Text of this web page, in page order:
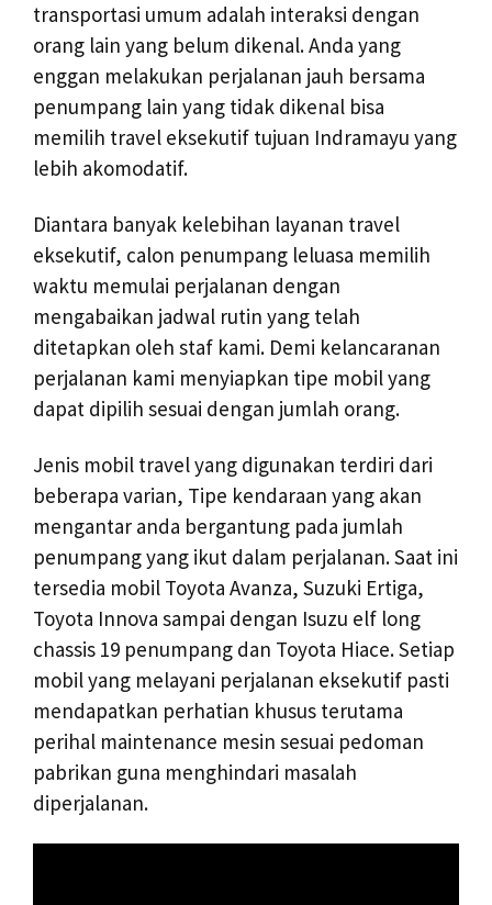
transportasi umum adalah interaksi dengan
orang lain yang belum dikenal. Anda yang
enggan melakukan perjalanan jauh bersama
penumpang lain yang tidak dikenal bisa
memilih travel eksekutif tujuan Indramayu yang
lebih akomodatif.
Diantara banyak kelebihan layanan travel
eksekutif, calon penumpang leluasa memilih
waktu memulai perjalanan dengan
mengabaikan jadwal rutin yang telah
ditetapkan oleh staf kami. Demi kelancaranan
perjalanan kami menyiapkan tipe mobil yang
dapat dipilih sesuai dengan jumlah orang.
Jenis mobil travel yang digunakan terdiri dari
beberapa varian, Tipe kendaraan yang akan
mengantar anda bergantung pada jumlah
penumpang yang ikut dalam perjalanan. Saat ini
tersedia mobil Toyota Avanza, Suzuki Ertiga,
Toyota Innova sampai dengan Isuzu elf long
chassis 19 penumpang dan Toyota Hiace. Setiap
mobil yang melayani perjalanan eksekutif pasti
mendapatkan perhatian khusus terutama
perihal maintenance mesin sesuai pedoman
pabrikan guna menghindari masalah
diperjalanan.